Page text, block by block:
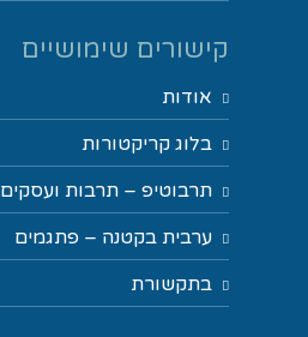
קישורים שימושיים
אודות
בלוג קריקטורות
תרבוטיפ – תרבות ועסקים
ערבית בקטנה – פתגמים
בתקשורת